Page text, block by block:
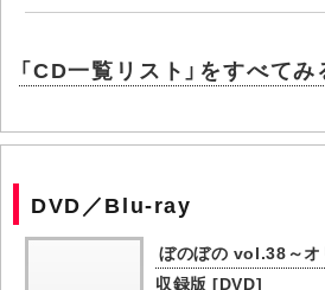
「CD一覧リスト」をすべてみ
DVD／Blu-ray
ぼのぼの vol.38～オ
収録版 [DVD]